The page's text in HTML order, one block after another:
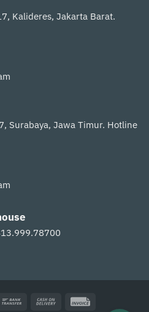
Kalideres, Jakarta Barat.
Surabaya, Jawa Timur. Hotline
Bank
Cash